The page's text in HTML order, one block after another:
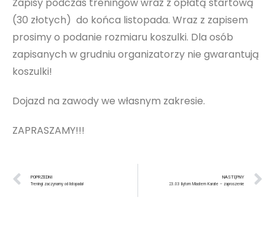
Zapisy podczas treningów wraz z opłatą startową
(30 złotych) do końca listopada. Wraz z zapisem
prosimy o podanie rozmiaru koszulki. Dla osób
zapisanych w grudniu organizatorzy nie gwarantują
koszulki!
Dojazd na zawody we własnym zakresie.
ZAPRASZAMY!!!
POPRZEDNI
Treningi zaczynamy od listopada!
NASTĘPNY
23.03 Bytom Miastem Karate – zaproszenie